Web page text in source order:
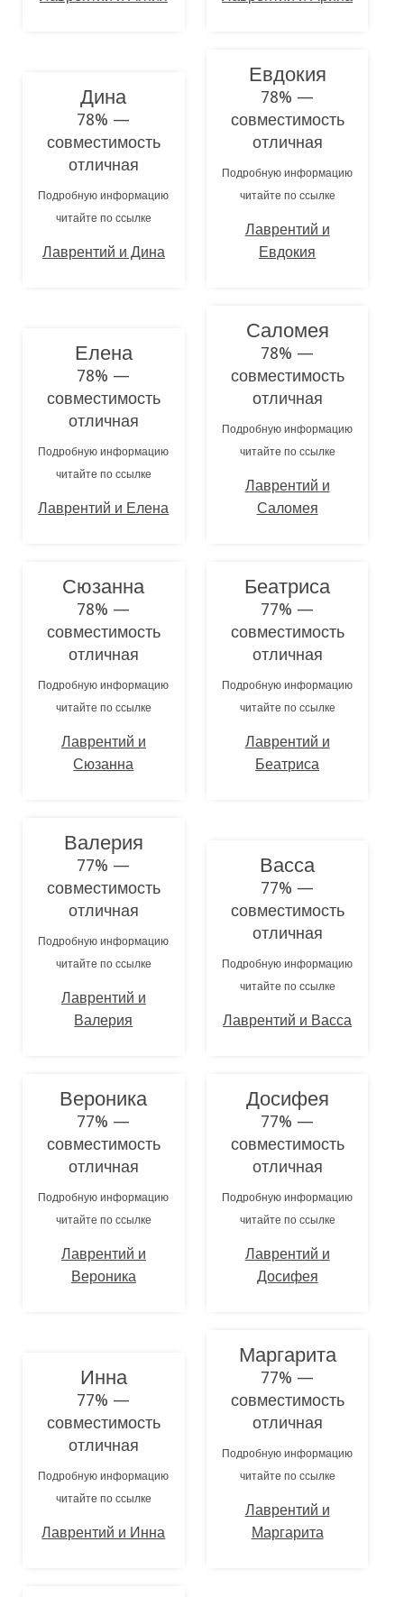
Дина
78% —
совместимость
отличная
Подробную информацию
читайте по ссылке
Лаврентий и Дина
Евдокия
78% —
совместимость
отличная
Подробную информацию
читайте по ссылке
Лаврентий и
Евдокия
Елена
78% —
совместимость
отличная
Подробную информацию
читайте по ссылке
Лаврентий и Елена
Саломея
78% —
совместимость
отличная
Подробную информацию
читайте по ссылке
Лаврентий и
Саломея
Сюзанна
78% —
совместимость
отличная
Подробную информацию
читайте по ссылке
Лаврентий и
Сюзанна
Беатриса
77% —
совместимость
отличная
Подробную информацию
читайте по ссылке
Лаврентий и
Беатриса
Валерия
77% —
совместимость
отличная
Подробную информацию
читайте по ссылке
Лаврентий и
Валерия
Васса
77% —
совместимость
отличная
Подробную информацию
читайте по ссылке
Лаврентий и Васса
Вероника
77% —
совместимость
отличная
Подробную информацию
читайте по ссылке
Лаврентий и
Вероника
Досифея
77% —
совместимость
отличная
Подробную информацию
читайте по ссылке
Лаврентий и
Досифея
Инна
77% —
совместимость
отличная
Подробную информацию
читайте по ссылке
Лаврентий и Инна
Маргарита
77% —
совместимость
отличная
Подробную информацию
читайте по ссылке
Лаврентий и
Маргарита